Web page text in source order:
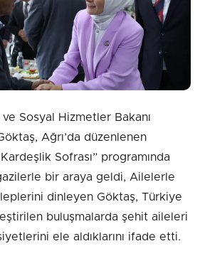
Gönder
Sosyal Hizmetler Bakanı
Ağrı’da düzenlenen
Sofrası” programında
bir araya geldi, Ailelerle
dinleyen Göktaş, Türkiye
buluşmalarda şehit aileleri
ele aldıklarını ifade etti.